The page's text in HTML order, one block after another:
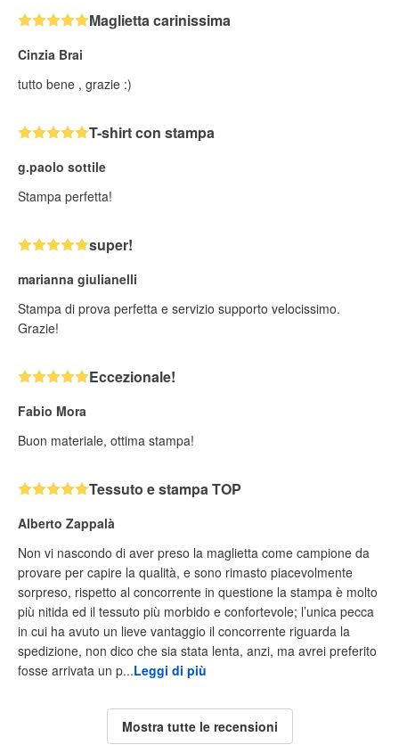
Maglietta carinissima
Cinzia Brai
tutto bene , grazie :)
T-shirt con stampa
g.paolo sottile
Stampa perfetta!
super!
marianna giulianelli
Stampa di prova perfetta e servizio supporto velocissimo.
Grazie!
Eccezionale!
Fabio Mora
Buon materiale, ottima stampa!
Tessuto e stampa TOP
Alberto Zappalà
Non vi nascondo di aver preso la maglietta come campione da
provare per capire la qualità, e sono rimasto piacevolmente
sorpreso, rispetto al concorrente in questione la stampa è molto
più nitida ed il tessuto più morbido e confortevole; l’unica pecca
in cui ha avuto un lieve vantaggio il concorrente riguarda la
spedizione, non dico che sia stata lenta, anzi, ma avrei preferito
fosse arrivata un p...Leggi di più
Mostra tutte le recensioni